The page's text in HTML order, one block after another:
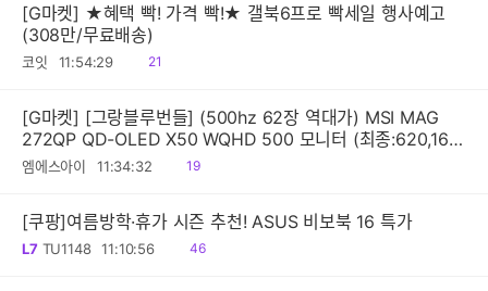
[G마켓] ★혜택 빡! 가격 빡!★ 갤북6프로 빡세일 행사예고
(308만/무료배송)
코잇 11:54:29
읽
21
[G마켓] [그랑블루번들] (500hz 62장 역대가) MSI MAG
272QP QD-OLED X50 WQHD 500 모니터 (최종:620,160
원)
엠에스아이 11:34:32
읽
19
[쿠팡]여름방학·휴가 시즌 추천! ASUS 비보북 16 특가
L7 TU1148 11:10:56
읽
46